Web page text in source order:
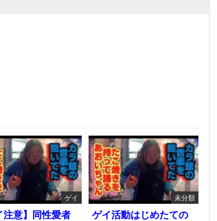
ゲイ
注意】同性愛者
未分類
ゲイ活動はじめたての